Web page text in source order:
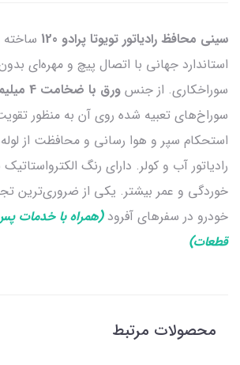
سینی محافظ رادیاتور تویوتا پرادو 120
استاندارد جهانی با اتصال پیچ و مهره‌ای
سوراخکاری. از جنس ورق با ضخامت 4 میلیمتری
سوراخ‌های تعبیه شده روی آن به منظور
استحکام سپر و هوا رسانی و محافظت از
رادیاتور آب و کولر. دارای رنگ
خوردگی و عمر بیشتر. یکی از ضروری‌ترین
خودرو در سفرهای آفرود(همراه با خدمات
قطعات)
محصولات مرتبط